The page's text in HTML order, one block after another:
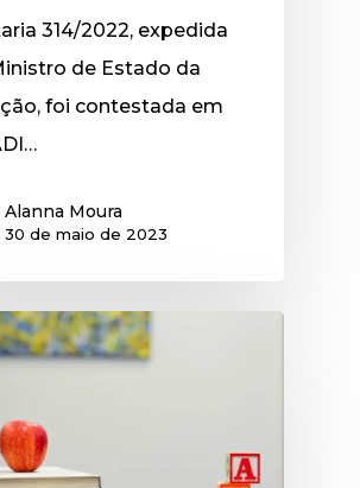
314/2022, expedida
de Estado da
foi contestada em
Alanna Moura
30 de maio de 2023